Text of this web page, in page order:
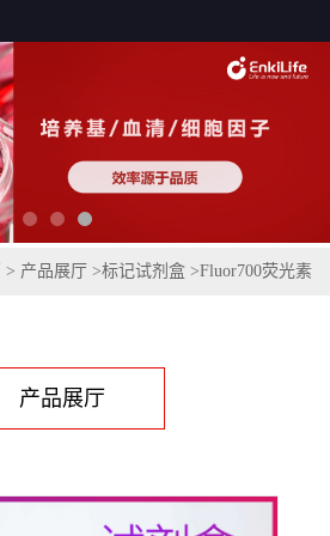
> 产品展厅 >标记试剂盒 >Fluor700荧光素
产品展厅